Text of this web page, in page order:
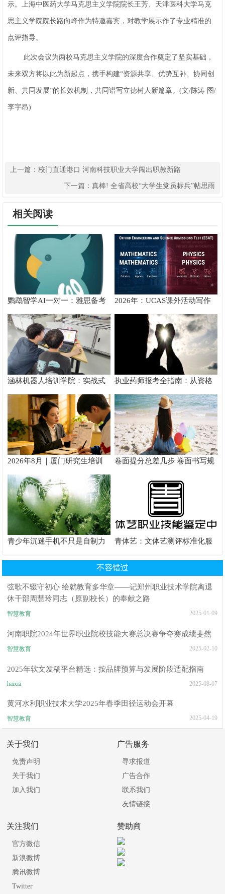
示。上海中医药大学马克思主义学院院长王芳、天津医科大学马克
思主义学院院长路向峰作为特邀嘉宾，对教学展示作了专业精准的
点评指导。
此次会议为两校马克思主义学院的深度合作奠定了坚实基础，
未来双方将以此为新起点，携手构建“资源共享、优势互补、协同创
新、共同发展”的长效机制，共同谱写立德树人新篇章。(文/陈涛 图/
李宇昂)
上一篇：校门直通港口 河南科技职业大学闯出职教新路
下一篇： 真棒! 全省高校“大学生党员标兵”帖思雨
相关阅读
鹦鹉智学AI一对一：雅思备考
真实提分测评
2026年：UCAS课外活动写作
攻略
涵林机器人培训学院：实战式
教学如何炼成
执业药师报考全指南：从资格
核验到备考落地完整手册
2026年8月｜厦门研究生培训
推荐
卷面提分总差几步 卷面书写规
青少年沉迷手机不只是自制力
青体艺：文体艺测评标准化服
不容错过
弦歌不辍守初心 绘就教育多华章——记郑州职业技术学院离退
休干部周慧玲同志（原副校长）的奉献之路
智慧教育 2025-01-09
河南职院2024年世界职业院校技能大赛总决赛争夺赛成绩斐然
智慧教育 2025-02-10
2025年软文发稿平台精选：按品牌预算与发展阶段适配指南
haixia 2025-08-07
黄河水利职业技术大学2025年春季田径运动会开幕
智慧教育 2025-04-19
关于我们
免责声明
关于我们
加入我们
广告服务
寻求报道
广告合作
联系我们
友情链接
关注我们
官方微信
新浪微博
腾讯微博
Twitter
赞助商